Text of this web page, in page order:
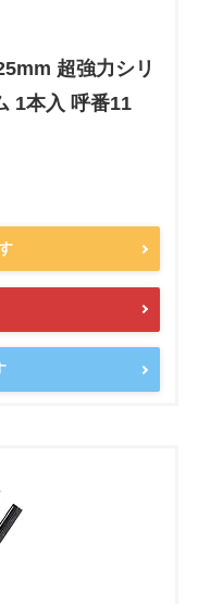
超強力シリ
1本入 呼番11